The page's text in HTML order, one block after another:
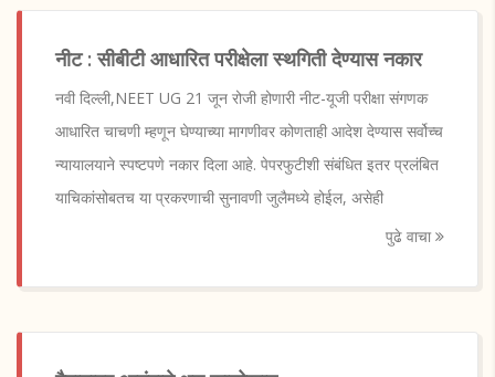
नीट : सीबीटी आधारित परीक्षेला स्थगिती देण्यास नकार
नवी दिल्ली,NEET UG 21 जून रोजी होणारी नीट-यूजी परीक्षा संगणक
आधारित चाचणी म्हणून घेण्याच्या मागणीवर कोणताही आदेश देण्यास सर्वोच्च
न्यायालयाने स्पष्टपणे नकार दिला आहे. पेपरफुटीशी संबंधित इतर प्रलंबित
याचिकांसोबतच या प्रकरणाची सुनावणी जुलैमध्ये होईल, असेही
पुढे वाचा